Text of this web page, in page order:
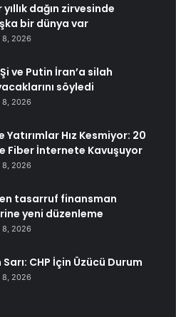
dağın zirvesinde
bir dünya var
8, 2026
ve Putin İran’a silah
söyledi
8, 2026
Yatırımlar Hız Kesmiyor: 20
Fiber İnternete Kavuşuyor
8, 2026
tasarruf finansman
yeni düzenleme
8, 2026
CHP İçin Üzücü Durum
8, 2026